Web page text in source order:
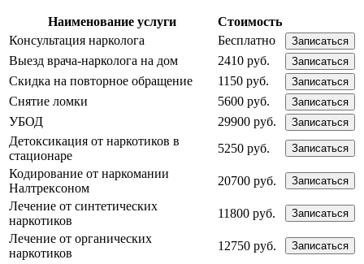
Наименование услуги
Стоимость
Консультация нарколога
Бесплатно Записаться
Выезд врача-нарколога на дом 2410 руб. Записаться
Скидка на повторное обращение 1150 руб. Записаться
Снятие ломки 5600 руб. Записаться
УБОД 29900 руб. Записаться
Детоксикация от наркотиков в
стационаре
5250 руб. Записаться
Кодирование от наркомании
Налтрексоном
20700 руб. Записаться
Лечение от синтетических
наркотиков
11800 руб. Записаться
Лечение от органических
наркотиков
12750 руб. Записаться